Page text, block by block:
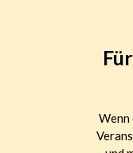
Wenn